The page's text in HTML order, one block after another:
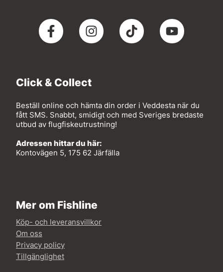
Click & Collect
Beställ online och hämta din order i Veddesta när du
fått SMS. Snabbt, smidigt och med Sveriges bredaste
utbud av flugfiskeutrustning!
Adressen hittar du här:
Kontovägen 5, 175 62 Järfälla
Mer om Fishline
Köp- och leveransvillkor
Om oss
Privacy policy
Tillgänglighet